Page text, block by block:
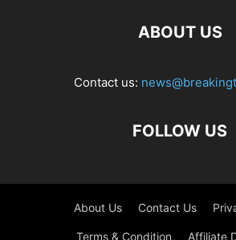
ABOUT US
Contact us:
FOLLOW US
About Us Contact Us
Terms & Condition Affiliate